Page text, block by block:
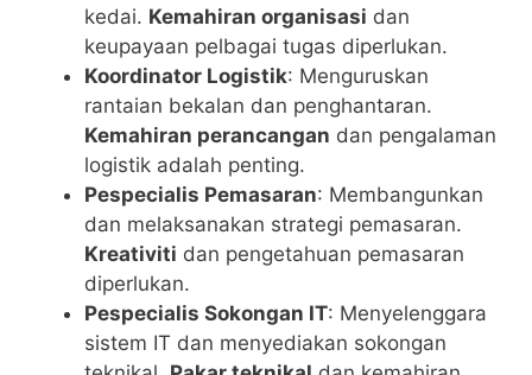
kedai. Kemahiran organisasi dan
keupayaan pelbagai tugas diperlukan.
Koordinator Logistik: Menguruskan
rantaian bekalan dan penghantaran.
Kemahiran perancangan dan pengalaman
logistik adalah penting.
Pespecialis Pemasaran: Membangunkan
dan melaksanakan strategi pemasaran.
Kreativiti dan pengetahuan pemasaran
diperlukan.
Pespecialis Sokongan IT: Menyelenggara
sistem IT dan menyediakan sokongan